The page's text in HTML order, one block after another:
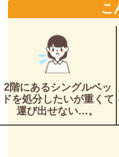
こ
2階にあるシングルベッ
ドを処分したいが重くて
運び出せない…。